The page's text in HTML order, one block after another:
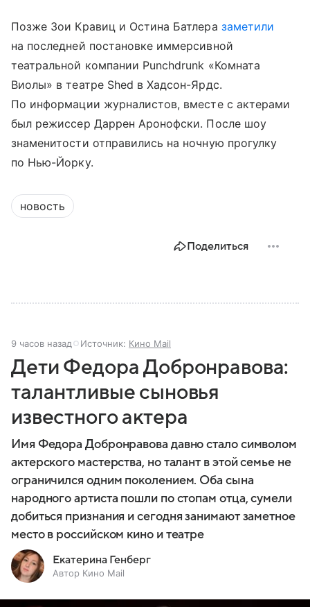
Позже Зои Кравиц и Остина Батлера заметили
на последней постановке иммерсивной
театральной компании Punchdrunk «Комната
Виолы» в театре Shed в Хадсон-Ярдс.
По информации журналистов, вместе с актерами
был режиссер Даррен Аронофски. После шоу
знаменитости отправились на ночную прогулку
по Нью-Йорку.
новость
Поделиться
9 часов назад Источник: Кино Mail
Дети Федора Добронравова:
талантливые сыновья
известного актера
Имя Федора Добронравова давно стало символом
актерского мастерства, но талант в этой семье не
ограничился одним поколением. Оба сына
народного артиста пошли по стопам отца, сумели
добиться признания и сегодня занимают заметное
место в российском кино и театре
Екатерина Генберг
Автор Кино Mail